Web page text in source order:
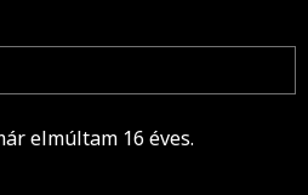
elmúltam 16 éves.